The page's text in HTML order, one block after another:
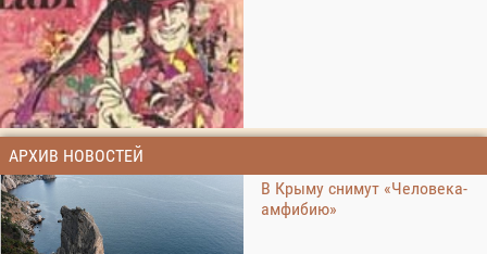
АРХИВ НОВОСТЕЙ
В Крыму снимут «Человека-
амфибию»